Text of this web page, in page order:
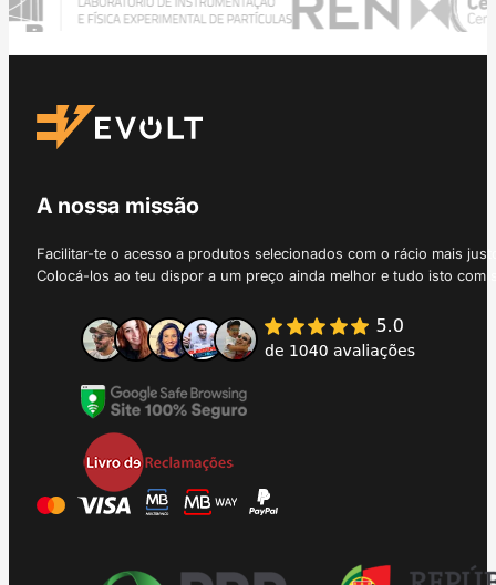
A nossa missão
Facilitar-te o acesso a produtos selecionados com o rácio mais
Colocá-los ao teu dispor a um preço ainda melhor e tudo isto